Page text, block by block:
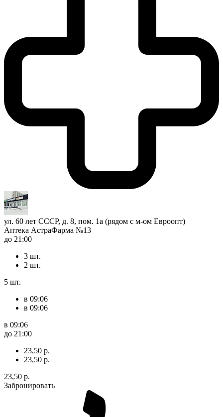
ул. 60 лет СССР, д. 8, пом. 1а (рядом с м-ом Евроопт)
Аптека АстраФарма №13
до 21:00
3 шт.
2 шт.
5 шт.
в 09:06
в 09:06
в 09:06
до 21:00
23,50 р.
23,50 р.
23,50 р.
Забронировать